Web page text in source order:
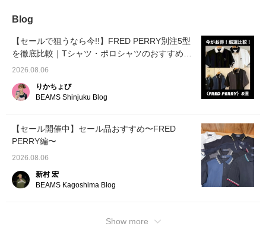
Blog
【セールで狙うなら今!!】FRED PERRY別注5型
を徹底比較｜Tシャツ・ポロシャツのおすすめモ
デルをご紹介
2026.08.06
りかちょび
BEAMS Shinjuku Blog
【セール開催中】セール品おすすめ〜FRED
PERRY編〜
2026.08.06
新村 宏
BEAMS Kagoshima Blog
Show more